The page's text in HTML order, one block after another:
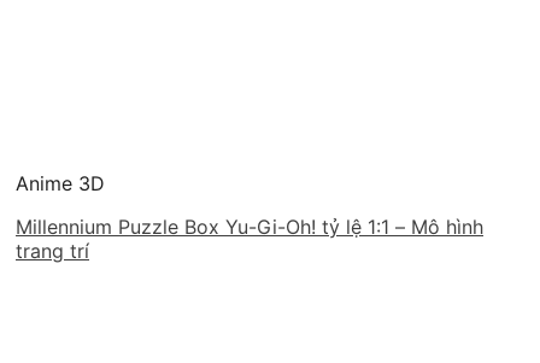
Anime 3D
Millennium Puzzle Box Yu-Gi-Oh! tỷ lệ 1:1 – Mô hình
trang trí